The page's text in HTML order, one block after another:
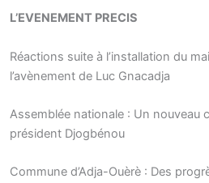
L’EVENEMENT PRECIS
Réactions suite à l’installation du
l’avènement de Luc Gnacadja
Assemblée nationale : Un nouveau
président Djogbénou
Commune d’Adja-Ouèrè : Des